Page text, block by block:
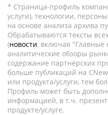
* Страница-профиль
услуги), технологии,
на основе анализа архива
Обрабатываются тексты
(новости, включая "Главные
аналитические обзоры
содержание партнёрских
больше публикаций на
или продукта/услуги, тем
Профиль может быть
информацией, в т.ч.
продукте/услуге.